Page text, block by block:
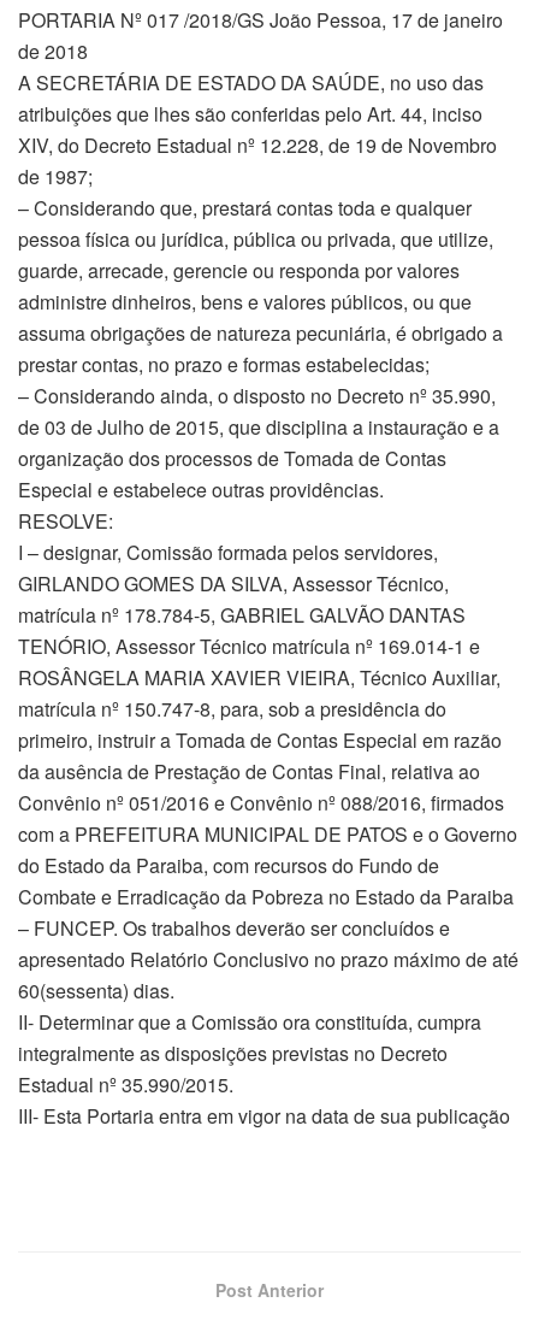
PORTARIA Nº 017 /2018/GS João Pessoa, 17 de janeiro
de 2018
A SECRETÁRIA DE ESTADO DA SAÚDE, no uso das
atribuições que lhes são conferidas pelo Art. 44, inciso
XIV, do Decreto Estadual nº 12.228, de 19 de Novembro
de 1987;
– Considerando que, prestará contas toda e qualquer
pessoa física ou jurídica, pública ou privada, que utilize,
guarde, arrecade, gerencie ou responda por valores
administre dinheiros, bens e valores públicos, ou que
assuma obrigações de natureza pecuniária, é obrigado a
prestar contas, no prazo e formas estabelecidas;
– Considerando ainda, o disposto no Decreto nº 35.990,
de 03 de Julho de 2015, que disciplina a instauração e a
organização dos processos de Tomada de Contas
Especial e estabelece outras providências.
RESOLVE:
I – designar, Comissão formada pelos servidores,
GIRLANDO GOMES DA SILVA, Assessor Técnico,
matrícula nº 178.784-5, GABRIEL GALVÃO DANTAS
TENÓRIO, Assessor Técnico matrícula nº 169.014-1 e
ROSÂNGELA MARIA XAVIER VIEIRA, Técnico Auxiliar,
matrícula nº 150.747-8, para, sob a presidência do
primeiro, instruir a Tomada de Contas Especial em razão
da ausência de Prestação de Contas Final, relativa ao
Convênio nº 051/2016 e Convênio nº 088/2016, firmados
com a PREFEITURA MUNICIPAL DE PATOS e o Governo
do Estado da Paraiba, com recursos do Fundo de
Combate e Erradicação da Pobreza no Estado da Paraiba
– FUNCEP. Os trabalhos deverão ser concluídos e
apresentado Relatório Conclusivo no prazo máximo de até
60(sessenta) dias.
II- Determinar que a Comissão ora constituída, cumpra
integralmente as disposições previstas no Decreto
Estadual nº 35.990/2015.
III- Esta Portaria entra em vigor na data de sua publicação
Post Anterior